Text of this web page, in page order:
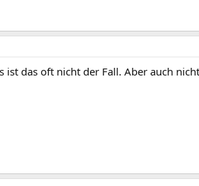
das oft nicht der Fall. Aber auch